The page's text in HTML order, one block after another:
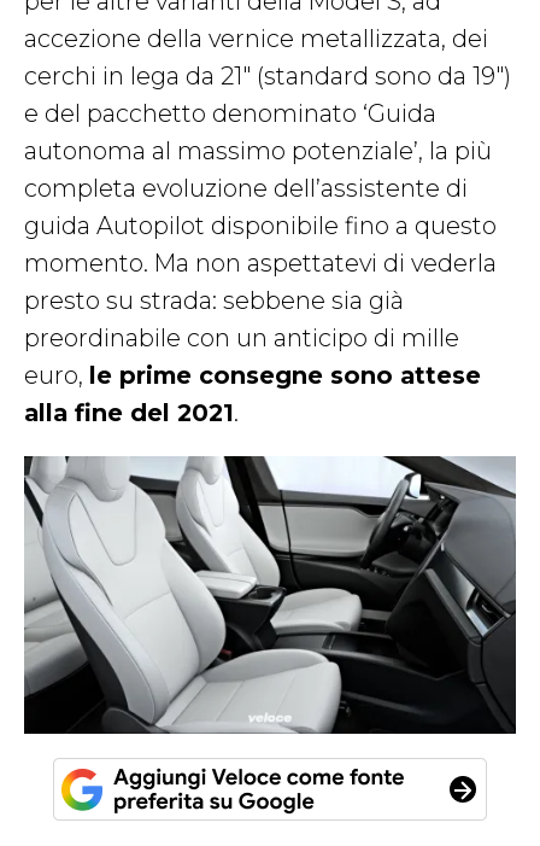
accezione della vernice metallizzata, dei
cerchi in lega da 21″ (standard sono da 19″)
e del pacchetto denominato ‘Guida
autonoma al massimo potenziale’, la più
completa evoluzione dell’assistente di
guida Autopilot disponibile fino a questo
momento. Ma non aspettatevi di vederla
presto su strada: sebbene sia già
preordinabile con un anticipo di mille
euro, le prime consegne sono attese
alla fine del 2021.